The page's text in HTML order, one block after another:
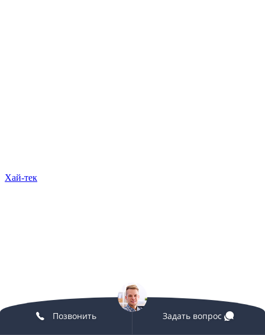
Хай-тек
Позвонить Задать вопрос